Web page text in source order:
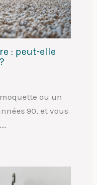
: peut-elle
ou un
90, et vous